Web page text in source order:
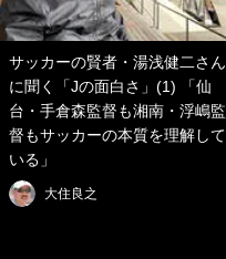
サッカーの賢者・湯浅健二さん
に聞く「Jの面白さ」(1) 「仙
台・手倉森監督も湘南・浮嶋監
督もサッカーの本質を理解して
いる」
大住良之